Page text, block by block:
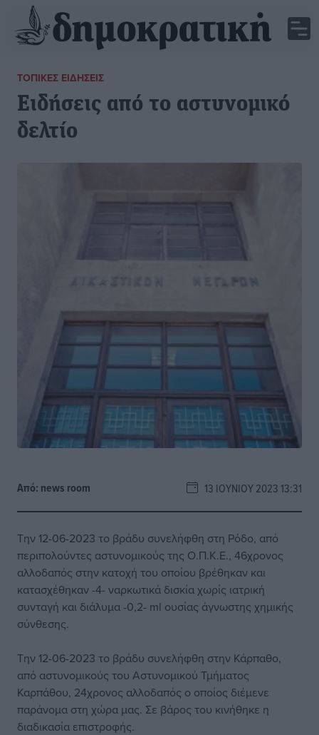
ΤΟΠΙΚΈΣ ΕΙΔΉΣΕΙΣ
Ειδήσεις από το αστυνομικό
δελτίο
Από: news room 13 ΙΟΥΝΊΟΥ 2023 13:31
Την 12-06-2023 το βράδυ συνελήφθη στη Ρόδο, από
περιπολούντες αστυνομικούς της Ο.Π.Κ.Ε., 46χρονος
αλλοδαπός στην κατοχή του οποίου βρέθηκαν και
κατασχέθηκαν -4- ναρκωτικά δισκία χωρίς ιατρική
συνταγή και διάλυμα -0,2- ml ουσίας άγνωστης χημικής
σύνθεσης.
Την 12-06-2023 το βράδυ συνελήφθη στην Κάρπαθο,
από αστυνομικούς του Αστυνομικού Τμήματος
Καρπάθου, 24χρονος αλλοδαπός ο οποίος διέμενε
παράνομα στη χώρα μας. Σε βάρος του κινήθηκε η
διαδικασία επιστροφής.